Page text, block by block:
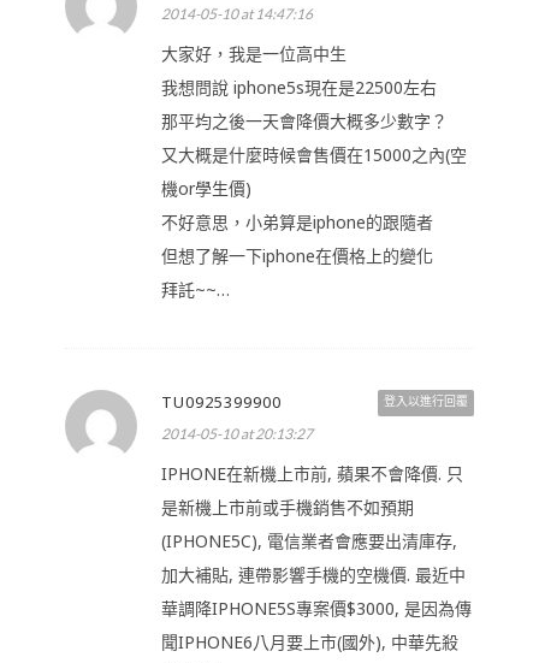
2014-05-10 at 14:47:16
大家好，我是一位高中生
我想問說 iphone5s現在是22500左右
那平均之後一天會降價大概多少數字？
又大概是什麼時候會售價在15000之內(空
機or學生價)
不好意思，小弟算是iphone的跟隨者
但想了解一下iphone在價格上的變化
拜託~~…
登入以進行回覆
TU0925399900
2014-05-10 at 20:13:27
IPHONE在新機上市前, 蘋果不會降價. 只
是新機上市前或手機銷售不如預期
(IPHONE5C), 電信業者會應要出清庫存,
加大補貼, 連帶影響手機的空機價. 最近中
華調降IPHONE5S專案價$3000, 是因為傳
聞IPHONE6八月要上市(國外), 中華先殺